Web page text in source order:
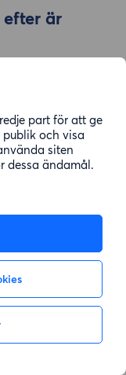
part för att ge
och visa
siten
dessa ändamål.
är